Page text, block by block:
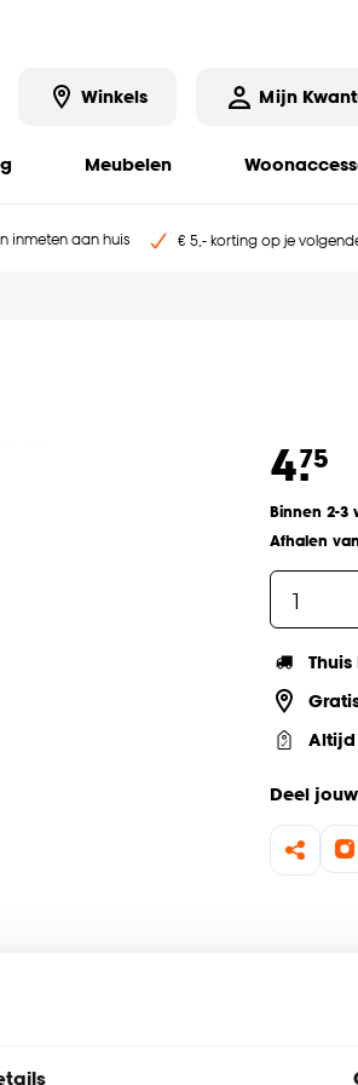
Winkels Mijn
Meubelen
inmeten aan huis € 5,- korting op je
4.75
Binnen 2-3
Afhalen
Altijd
Deel